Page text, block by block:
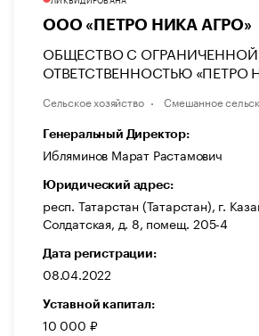
ООО «ПЕТРО НИКА АГРО»
ОБЩЕСТВО С ОГРАНИЧЕННОЙ
ОТВЕТСТВЕННОСТЬЮ «ПЕТРО
Сельское хозяйство Смешанное
Генеральный Директор:
Ибляминов Марат Растамович
Юридический адрес:
респ. Татарстан (Татарстан), г.
Солдатская, д. 8, помещ. 205-4
Дата регистрации:
08.04.2022
Уставной капитал:
10 000 ₽